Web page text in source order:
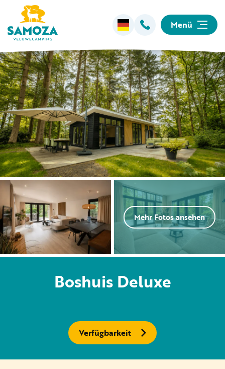
Menü
Übernachten
Einrichtungen
Animation
Umgebung
Informationen
Camping
Vermietung
Privat vermietung
+31 (0) 577 411 283
Mehr Fotos ansehen
Boshuis Deluxe
Verfügbarkeit